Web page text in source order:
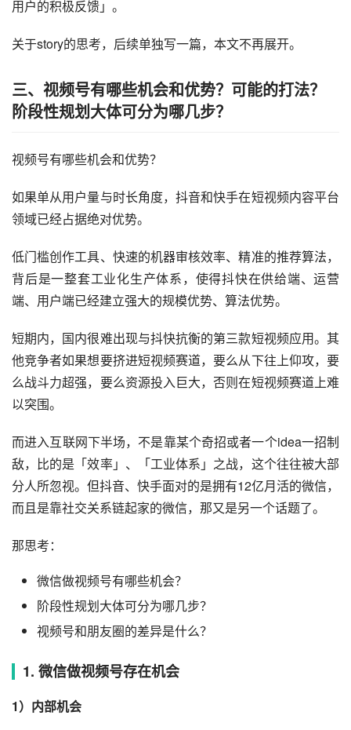
视频号相比时刻视频，最大的差异是可以拓圈，突破朋友圈
限制，实现公开传播。
生产的内容趣味性不高，内容缺乏可看性，难以获得非亲密
用户的积极反馈」。
关于story的思考，后续单独写一篇，本文不再展开。
三、视频号有哪些机会和优势？可能的打法？
阶段性规划大体可分为哪几步？
视频号有哪些机会和优势？
如果单从用户量与时长角度，抖音和快手在短视频内容平台
领域已经占据绝对优势。
低门槛创作工具、快速的机器审核效率、精准的推荐算法，
背后是一整套工业化生产体系，使得抖快在供给端、运营
端、用户端已经建立强大的规模优势、算法优势。
短期内，国内很难出现与抖快抗衡的第三款短视频应用。其
他竞争者如果想要挤进短视频赛道，要么从下往上仰攻，要
么战斗力超强，要么资源投入巨大，否则在短视频赛道上难
以突围。
而进入互联网下半场，不是靠某个奇招或者一个idea一招制
敌，比的是「效率」、「工业体系」之战，这个往往被大部
而且是靠社交关系链起家的微信，那又是另一个话题了。
阶段性规划大体可分为哪几步？